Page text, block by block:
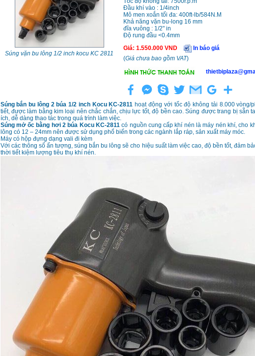
Súng vặn bu lông 1/2 inch kocu KC 2811
Đầu khí vào : 1/4inch
Mô men xoắn tối đa: 400ft-lb/584N.M
Khả năng vặn bu-long 16 mm
đĩa vuông : 1/2" in
Độ rung đầu <0.4mm
Giá: 1.550.000VND
In báo giá
(Giá chưa bao gồm VAT)
Súng bắn bu lông 2 búa 1/2 inch Kocu KC-2811 hoạt động với tốc độ không tải 8.000 vòng/
tiết, được làm bằng kim loại nên chắc chắn, chịu lực tốt, độ bền cao. Súng được trang bị sẵn
ích, dễ dàng thao tác trong quá trình làm việc.
Súng mở ốc bằng hơi 2 búa Kocu KC-2811có nguồn cung cấp khí nén là máy nén khí, cho
lông có 12 – 24mm nên được sử dụng phổ biến trong các ngành lắp ráp, sản xuất máy móc.
Máy có hộp đựng dạng vali đi kèm
Với các thông số ấn tượng, súng bắn bu lông sẽ cho hiệu suất làm việc cao, độ bền tốt, đảm
thời tiết kiệm lượng tiêu thụ khí nén.